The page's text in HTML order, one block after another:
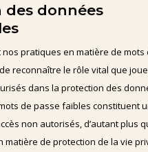
des données
pratiques en matière de mots
reconnaître le rôle vital que
dans la protection des
de passe faibles constituent
non autorisés, d’autant plus
matière de protection de la vie